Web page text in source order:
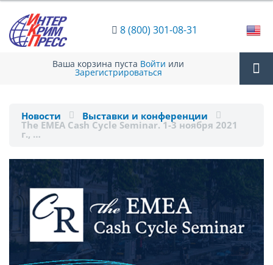
8 (800) 301-08-31
Ваша корзина пуста Войти или
Зарегистрироваться
Новости Выставки и конференции
The EMEA Cash Cycle Seminar. 1-3 ноября 2021
г., …